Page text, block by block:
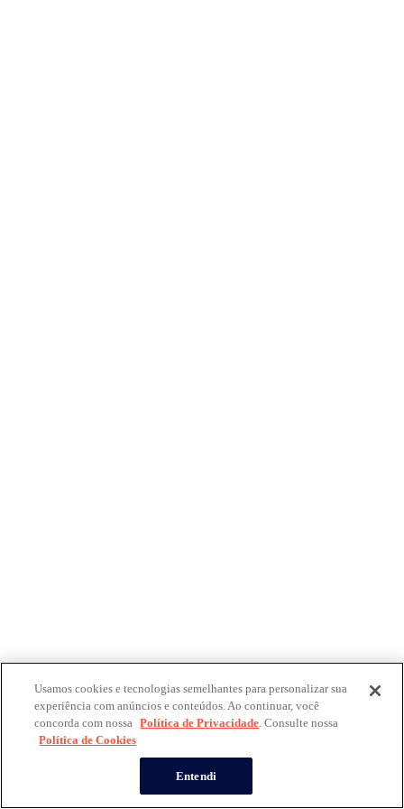
Usamos cookies e tecnologias semelhantes para personalizar sua
experiência com anúncios e conteúdos. Ao continuar, você
concorda com nossa Política de Privacidade. Consulte nossa
Política de Cookies
Entendi